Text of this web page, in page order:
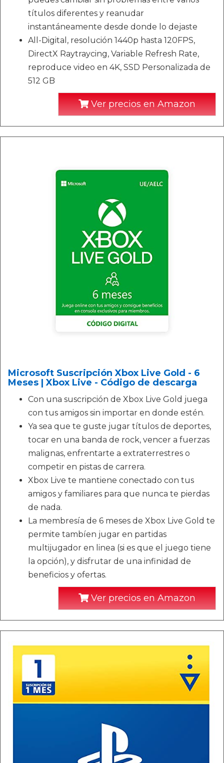
títulos diferentes y reanudar
instantáneamente desde donde lo dejaste
All-Digital, resolución 1440p hasta 120FPS,
DirectX Raytraycing, Variable Refresh Rate,
reproduce video en 4K, SSD Personalizada de
512 GB
Ver precios en Amazon
Microsoft Suscripción Xbox Live Gold - 6
Meses | Xbox Live - Código de descarga
Con una suscripción de Xbox Live Gold juega
con tus amigos sin importar en donde estén.
Ya sea que te guste jugar títulos de deportes,
tocar en una banda de rock, vencer a fuerzas
malignas, enfrentarte a extraterrestres o
competir en pistas de carrera.
Xbox Live te mantiene conectado con tus
amigos y familiares para que nunca te pierdas
de nada.
La membresía de 6 meses de Xbox Live Gold te
permite tambíen jugar en partidas
multijugador en linea (si es que el juego tiene
la opción), y disfrutar de una infinidad de
beneficios y ofertas.
Ver precios en Amazon